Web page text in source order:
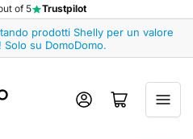
of 5 Trustpilot
prodotti Shelly per un valore
su DomoDomo.
AccediApri il mini carrello